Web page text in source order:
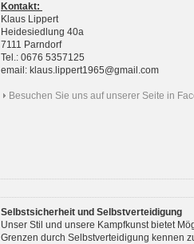
Kontakt:
Klaus Lippert
Heidesiedlung 40a
7111 Parndorf
Tel.: 0676 5357125
email: klaus.lippert1965@gmail.com
Besuchen Sie uns auf unserer Seite in
Selbstsicherheit und Selbstverteidigung
Unser Stil und unsere Kampfkunst bietet
Grenzen durch Selbstverteidigung kennen